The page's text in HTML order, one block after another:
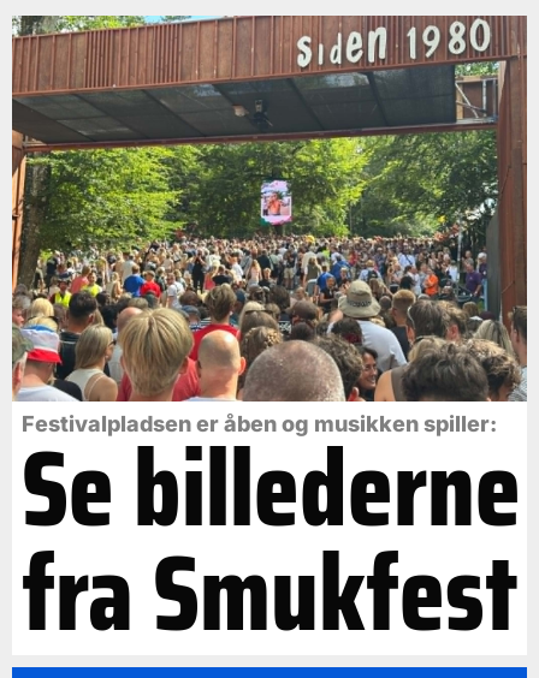
Festivalpladsen er åben og musikken spiller:
Se billederne
fra Smukfest